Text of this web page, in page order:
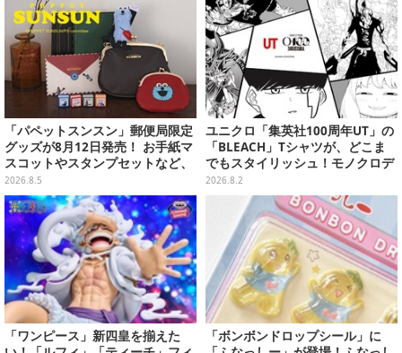
「パペットスンスン」郵便局限定
グッズが8月12日発売！ お手紙マ
スコットやスタンプセットなど、
可愛すぎる全5アイテムがライン
ナップ
2026.8.5
ユニクロ「集英社100周年UT」の
「BLEACH」Tシャツが、どこま
でもスタイリッシュ！モノクロデ
ザインもクール
2026.8.2
「ワンピース」新四皇を揃えた
「ボンボンドロップシール」に